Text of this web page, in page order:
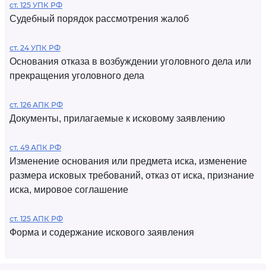
ст. 125 УПК РФ
Судебный порядок рассмотрения жалоб
ст. 24 УПК РФ
Основания отказа в возбуждении уголовного дела или
прекращения уголовного дела
ст. 126 АПК РФ
Документы, прилагаемые к исковому заявлению
ст. 49 АПК РФ
Изменение основания или предмета иска, изменение
размера исковых требований, отказ от иска, признание
иска, мировое соглашение
ст. 125 АПК РФ
Форма и содержание искового заявления